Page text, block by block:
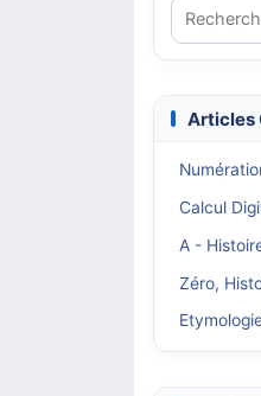
Articles
Calcul
A -
Zéro,